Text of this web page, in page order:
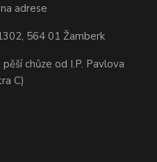
adrese
564 01 Žamberk
chůze od I.P. Pavlova
C)